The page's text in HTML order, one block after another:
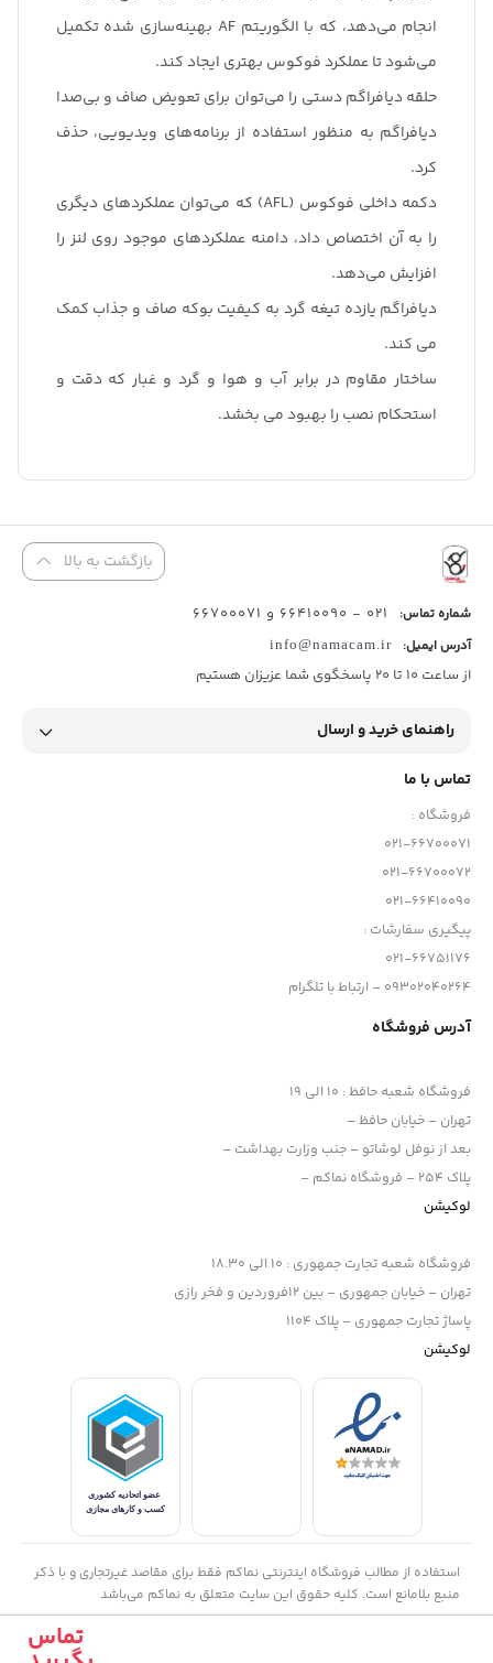
تماس
انجام می‌دهد، که با الگوریتم AF بهینه‌سازی شده تکمیل
می‌شود تا عملکرد فوکوس بهتری ایجاد کند.
حلقه دیافراگم دستی را می‌توان برای تعویض صاف و بی‌صدا
دیافراگم به منظور استفاده از برنامه‌های ویدیویی، حذف
کرد.
دکمه داخلی فوکوس (AFL) که می‌توان عملکردهای دیگری
را به آن اختصاص داد، دامنه عملکردهای موجود روی لنز را
افزایش می‌دهد.
دیافراگم یازده تیغه گرد به کیفیت بوکه صاف و جذاب کمک
می کند.
ساختار مقاوم در برابر آب و هوا و گرد و غبار که دقت و
استحکام نصب را بهبود می بخشد.
بازگشت به بالا
شماره تماس: 021 - 66410090 و 66700071
آدرس ایمیل: info@namacam.ir
از ساعت 10 تا 20 پاسخگوی شما عزیزان هستیم
راهنمای خرید و ارسال
تماس با ما
فروشگاه :
021-66700071
021-66700072
021-66410090
پیگیری سفارشات :
021-66751176
09302040264 – ارتباط با تلگرام
آدرس فروشگاه
فروشگاه شعبه حافظ: 10 الی 19
تهران – خیابان حافظ –
بعد از نوفل لوشاتو – جنب وزارت بهداشت –
پلاک 254 – فروشگاه نماکم –
لوکیشن
فروشگاه شعبه تجارت جمهوری : 10 الی 18.30
تهران – خیابان جمهوری – بین 12فروردین و فخر رازی
پاساژ تجارت جمهوری – پلاک 1104
لوکیشن
استفاده از مطالب فروشگاه اینترنتی نماکم فقط برای مقاصد غیرتجاری و با ذکر
منبع بلامانع است. کلیه حقوق این سایت متعلق به نماکم می‌باشد